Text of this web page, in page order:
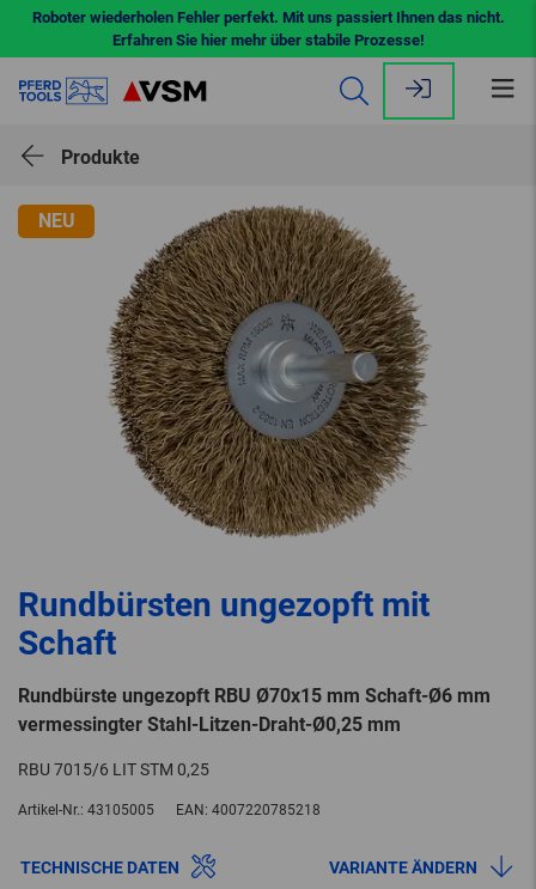
Roboter wiederholen Fehler perfekt. Mit uns passiert Ihnen das nicht.
Erfahren Sie hier mehr über stabile Prozesse!
Produkte
Rundbürsten ungezopft mit
Schaft
Rundbürste ungezopft RBU Ø70x15 mm Schaft-Ø6 mm
vermessingter Stahl-Litzen-Draht-Ø0,25 mm
RBU 7015/6 LIT STM 0,25
Artikel-Nr.: 43105005 EAN: 4007220785218
NEU
TECHNISCHE DATEN VARIANTE ÄNDERN